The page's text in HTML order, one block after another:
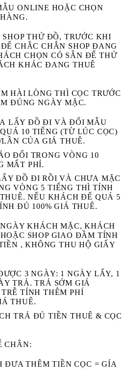
ONLINE HOẶC CHỌN
THỬ ĐỒ, TRƯỚC KHI
CHẮC CHẮN SHOP ĐANG
CHỌN CÓ SẴN ĐỂ THỬ
KHÁC ĐANG THUÊ
HÀI LÒNG THÌ CỌC TRƯỚC
ĐÚNG NGÀY MẶC.
LẤY ĐỒ ĐI VÀĐỔI MẪU
QUÁ 10 TIẾNG (TỪ LÚC CỌC)
CỦA GIÁ THUÊ.
ĐỔI TRONG VÒNG 10
MẤT PHÍ.
ĐỒ ĐI RỒI VÀ CHƯA MẶC
VÒNG 5 TIẾNG THÌ TÍNH
NẾU KHÁCH ĐỂ QUÁ 5
ĐỦ 100% GIÁ THUÊ.
KHÁCH MẶC, KHÁCH
SHOP GIAO ĐẦM TÍNH
, KHÔNG THU HỘ GIẤY
3 NGÀY: 1 NGÀY LẤY, 1
TRẢ. TRẢ SỚM GIÁ
TÍNH THÊM PHÍ
THUÊ.
TRẢ ĐỦ TIỀN THUÊ & CỌC
CHÂN:
ĐƯA THÊM TIỀN CỌC = GÍA